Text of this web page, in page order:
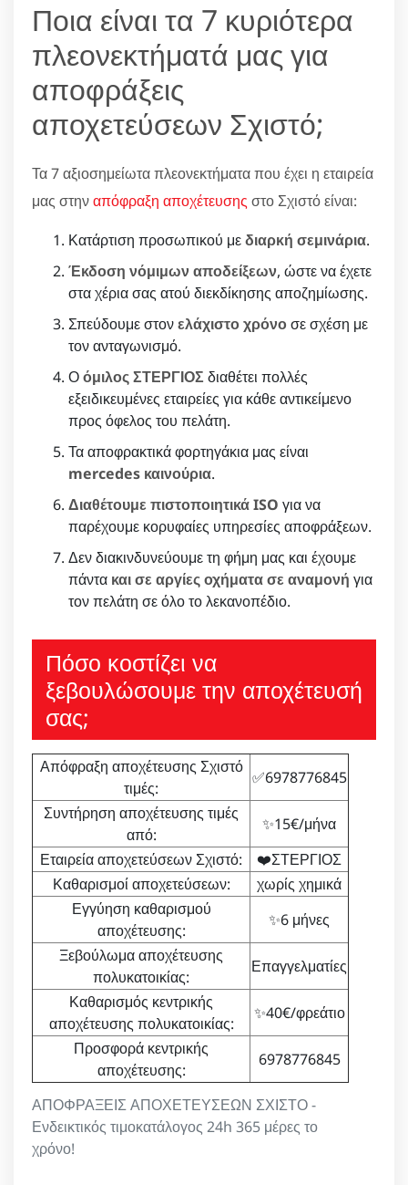
Ποια είναι τα 7 κυριότερα
πλεονεκτήματά μας για
αποφράξεις
αποχετεύσεων Σχιστό;
Τα 7 αξιοσημείωτα πλεονεκτήματα που έχει η εταιρεία
μας στηναπόφραξη αποχέτευσης στο Σχιστό είναι:
Κατάρτιση προσωπικού μεδιαρκή σεμινάρια.
Έκδοση νόμιμων αποδείξεων, ώστε να έχετε
στα χέρια σας ατού διεκδίκησης αποζημίωσης.
Σπεύδουμε στονελάχιστο χρόνοσε σχέση με
τον ανταγωνισμό.
Οόμιλος ΣΤΕΡΓΙΟΣ διαθέτει πολλές
εξειδικευμένες εταιρείες για κάθε αντικείμενο
προς όφελος του πελάτη.
Τα αποφρακτικά φορτηγάκια μας είναι
mercedes καινούρια.
Διαθέτουμε πιστοποιητικά ISO για να
παρέχουμε κορυφαίες υπηρεσίες αποφράξεων.
Δεν διακινδυνεύουμε τη φήμη μας και έχουμε
πάντα και σε αργίες οχήματα σε αναμονή για
τον πελάτη σε όλο το λεκανοπέδιο.
Πόσο κοστίζει να
ξεβουλώσουμε την αποχέτευσή
σας;
ΑΠΟΦΡΑΞΕΙΣ ΑΠΟΧΕΤΕΥΣΕΩΝ ΣΧΙΣΤΟ -
Ενδεικτικός τιμοκατάλογος 24h 365 μέρες το
χρόνο!
Απόφραξη αποχέτευσης Σχιστό
τιμές:
✅6978776845
Συντήρηση αποχέτευσης τιμές
από:
✨15€/μήνα
Εταιρεία αποχετεύσεων Σχιστό:
❤️ΣΤΕΡΓΙΟΣ
Καθαρισμοί αποχετεύσεων:
χωρίς χημικά
Εγγύηση καθαρισμού
αποχέτευσης:
✨6 μήνες
Ξεβούλωμα αποχέτευσης
πολυκατοικίας:
Επαγγελματίες
Καθαρισμός κεντρικής
αποχέτευσης πολυκατοικίας:
✨40€/φρεάτιο
Προσφορά κεντρικής
αποχέτευσης:
6978776845